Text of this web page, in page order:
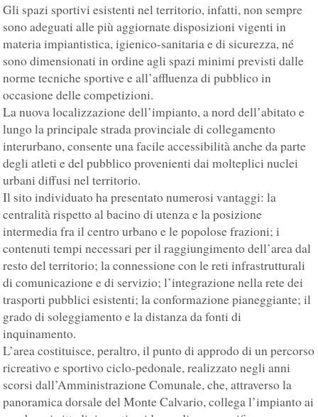
Gli spazi sportivi esistenti nel territorio, infatti, non sempre
sono adeguati alle più aggiornate disposizioni vigenti in
materia impiantistica, igienico-sanitaria e di sicurezza, né
sono dimensionati in ordine agli spazi minimi previsti dalle
norme tecniche sportive e all’affluenza di pubblico in
occasione delle competizioni.
La nuova localizzazione dell’impianto, a nord dell’abitato e
lungo la principale strada provinciale di collegamento
interurbano, consente una facile accessibilità anche da parte
degli atleti e del pubblico provenienti dai molteplici nuclei
urbani diffusi nel territorio.
Il sito individuato ha presentato numerosi vantaggi: la
centralità rispetto al bacino di utenza e la posizione
intermedia fra il centro urbano e le popolose frazioni; i
contenuti tempi necessari per il raggiungimento dell’area dal
resto del territorio; la connessione con le reti infrastrutturali
di comunicazione e di servizio; l’integrazione nella rete dei
trasporti pubblici esistenti; la conformazione pianeggiante; il
grado di soleggiamento e la distanza da fonti di
inquinamento.
L’area costituisce, peraltro, il punto di approdo di un percorso
ricreativo e sportivo ciclo-pedonale, realizzato negli anni
scorsi dall’Amministrazione Comunale, che, attraverso la
panoramica dorsale del Monte Calvario, collega l’impianto ai